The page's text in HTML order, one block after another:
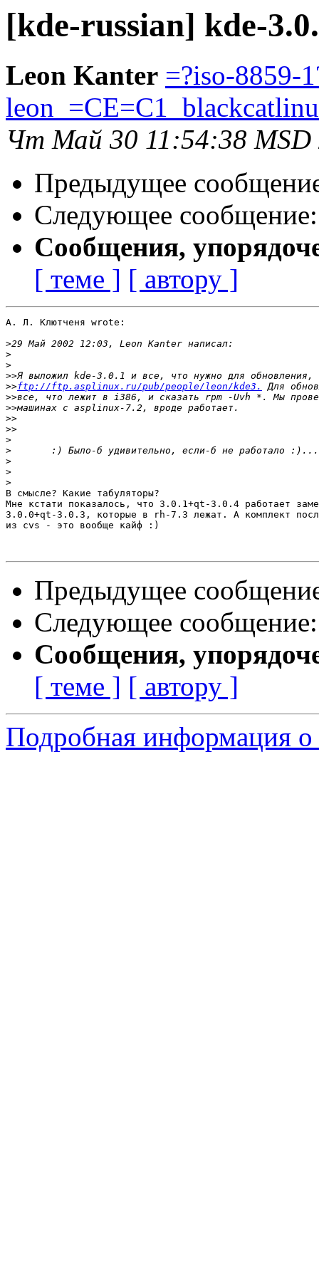
[kde-russian] kde-
Leon Kanter =?iso-8859-
Чт Май 30 11:54:38 MSD
Предыдущее
Следующее
Сообщения,
[ теме ] [ автору ]
А. Л. Клютченя wrote:
>
>
>
>>
>>ftp://ftp.asplinux.ru/pub/people/leon/kde3.
>>
>>
>>
>>
>
>
>
>
>
В смысле? Какие табуляторы?
Мне кстати показалось, что 3.0.1+qt-3.0.4 работает
3.0.0+qt-3.0.3, которые в rh-7.3 лежат. А комплект
из cvs - это вообще кайф :)
Предыдущее
Следующее
Сообщения,
[ теме ] [ автору ]
Подробная информация о